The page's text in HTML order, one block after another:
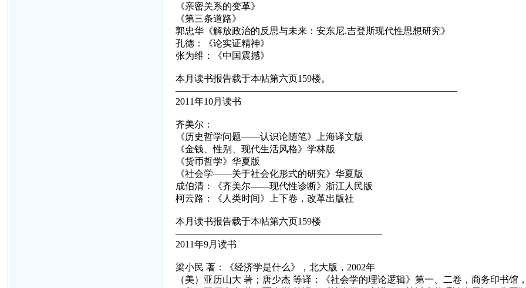
《亲密关系的变革》
《第三条道路》
郭忠华《解放政治的反思与未来：安东尼.吉登斯现代性思想研究》
孔德：《论实证精神》
张为维：《中国震撼》
本月读书报告载于本帖第六页159楼。
——————————————————————————————
2011年10月读书
齐美尔：
《历史哲学问题——认识论随笔》上海译文版
《金钱、性别、现代生活风格》学林版
《货币哲学》华夏版
《社会学——关于社会化形式的研究》华夏版
成伯清：《齐美尔——现代性诊断》浙江人民版
柯云路：《人类时间》上下卷，改革出版社
本月读书报告载于本帖第六页159楼
——————————————————————
2011年9月读书
梁小民 著：《经济学是什么》，北大版，2002年
（美）亚历山大 著；唐少杰 等译：《社会学的理论逻辑》第一、二卷，商务印书馆